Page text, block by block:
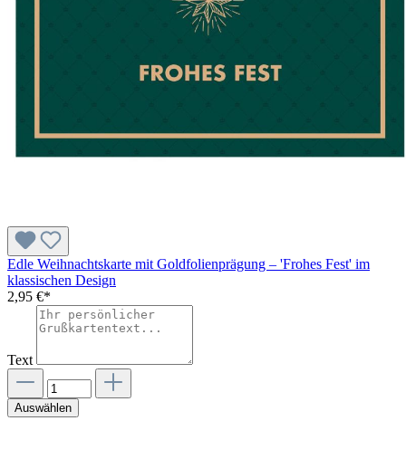
Edle Weihnachtskarte mit Goldfolienprägung – 'Frohes Fest' im
klassischen Design
2,95 €*
Text
Auswählen